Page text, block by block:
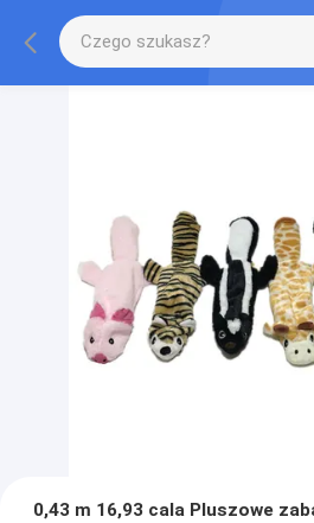
0,43 m 16,93 cala Pluszowe